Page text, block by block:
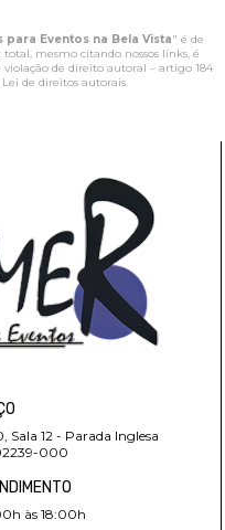
Eventos na Bela Vista" é de
mesmo citando nossos links, é
de direito autoral – artigo 184
Lei de direitos autorais.
12 - Parada Inglesa
000
às 18:00h